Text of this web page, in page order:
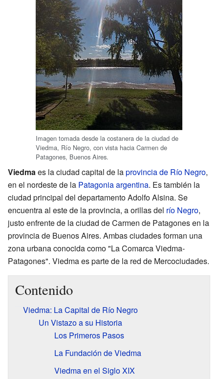
Imagen tomada desde la costanera de la ciudad de
Viedma, Río Negro, con vista hacia Carmen de
Patagones, Buenos Aires.
Viedmaes la ciudad capital de laprovincia de Río Negro,
en el nordeste de la Patagonia argentina. Es también la
ciudad principal del departamento Adolfo Alsina. Se
encuentra al este de la provincia, a orillas del río Negro,
justo enfrente de la ciudad de Carmen de Patagones en la
provincia de Buenos Aires. Ambas ciudades forman una
zona urbana conocida como "La Comarca Viedma-
Patagones". Viedma es parte de la red de Mercociudades.
Contenido
Viedma: La Capital de Río Negro
Un Vistazo a su Historia
Los Primeros Pasos
La Fundación de Viedma
Viedma en el Siglo XIX